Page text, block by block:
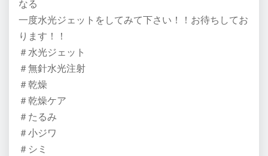
なる
一度水光ジェットをしてみて下さい！！お待ちしてお
ります！！
＃水光ジェット
＃無針水光注射
＃乾燥
＃乾燥ケア
＃たるみ
＃小ジワ
＃シミ